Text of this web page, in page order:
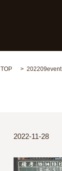
TOP 202209event
2022-11-28